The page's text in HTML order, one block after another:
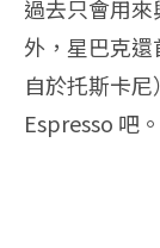
過去只會用
外，星巴克
自於托斯卡
Espresso 吧。